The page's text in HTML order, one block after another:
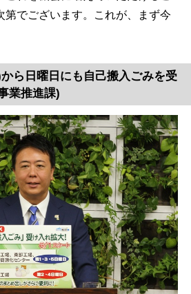
第でございます。これが、まず今
ら日曜日にも自己搬入ごみを受
業推進課)